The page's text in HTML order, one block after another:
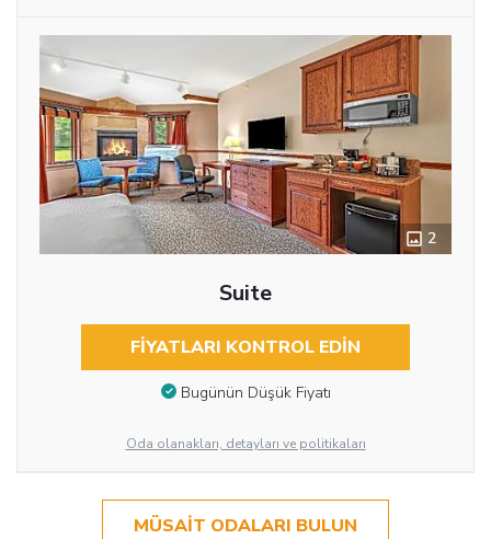
2
Suite
FIYATLARI KONTROL EDIN
Bugünün Düşük Fiyatı
Oda olanakları, detayları ve politikaları
MÜSAIT ODALARI BULUN